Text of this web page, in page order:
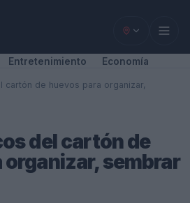
Entretenimiento Economía
cartón de huevos para organizar,
del cartón de
sembrar